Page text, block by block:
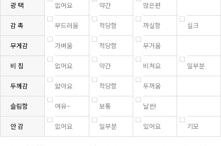
광 택 없어요 약간 많은편
감 촉 부드러움 적당함 까실함 실크
무게감 가벼움 적당함 무거움
비 침 없어요 약간 비쳐요 일부분
두께감 얇아요 적당함 두꺼움
슬림함 여유~ 보통 날씬!
안 감 없어요 일부분 있어요 기모